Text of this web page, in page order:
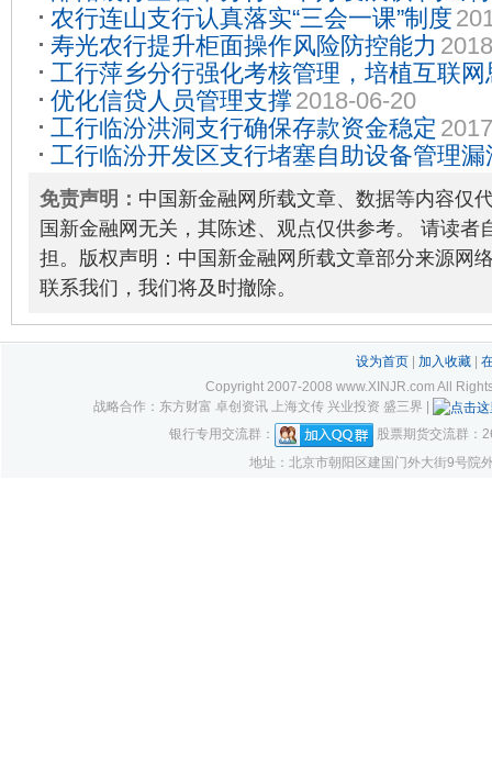
农行连山支行认真落实“三会一课”制度
寿光农行提升柜面操作风险防控能力
工行萍乡分行强化考核管理，培植互联
联网金融业务健康快速发展2017-03-09
优化信贷人员管理支撑 2018-06-20
工行临汾洪洞支行确保存款资金稳定
工行临汾开发区支行堵塞自助设备管理
2017-08-12
免责声明： 中国新金融网所载文章、数据等内容仅
国新金融网无关，其陈述、观点仅供参考。 请读者
担。版权声明：中国新金融网所载文章部分来源网
联系我们，我们将及时撤除。
设为首页| 加入收藏|
Copyright 2007-2008 www.XINJR.com All
战略合作：东方财富 卓创资讯 上海文传 兴业投资 盛三界 |
银行专用交流群：
股票期货交流群：
地址：北京市朝阳区建国门外大街9号院